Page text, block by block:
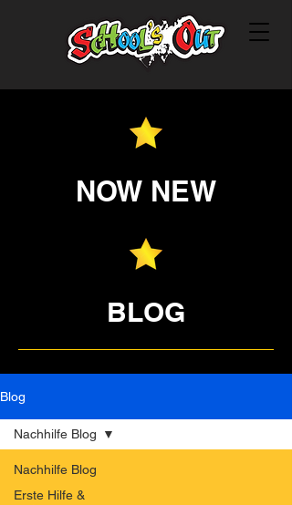
NOW NEW
BLOG
Blog
Nachhilfe Blog
Erste Hilfe &
Nachhilfe Blog